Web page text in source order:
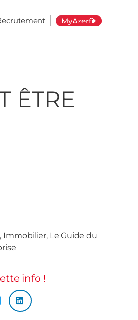
MyAzerfi
ÊTRE
, Immobilier, Le Guide du
info !